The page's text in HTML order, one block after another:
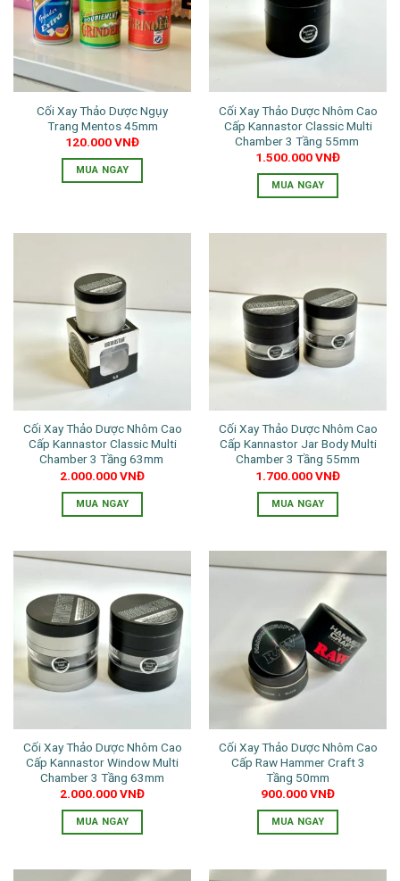
Cối Xay Thảo Dược Ngụy
Trang Mentos 45mm
120.000VNĐ
MUA NGAY
Cối Xay Thảo Dược Nhôm Cao
Cấp Kannastor Classic Multi
Chamber 3 Tầng 55mm
1.500.000VNĐ
MUA NGAY
Cối Xay Thảo Dược Nhôm Cao
Cấp Kannastor Classic Multi
Chamber 3 Tầng 63mm
2.000.000VNĐ
MUA NGAY
Cối Xay Thảo Dược Nhôm Cao
Cấp Kannastor Jar Body Multi
Chamber 3 Tầng 55mm
1.700.000VNĐ
MUA NGAY
nhiều
biến
thể.
Các
tùy
chọn
thể
được
chọn
trên
sản
Cối Xay Thảo Dược Nhôm Cao
Cấp Kannastor Window Multi
Chamber 3 Tầng 63mm
2.000.000VNĐ
MUA NGAY
Cối Xay Thảo Dược Nhôm Cao
Cấp Raw Hammer Craft 3
Tầng 50mm
900.000VNĐ
MUA NGAY